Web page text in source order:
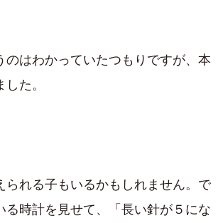
はわかっていたつもりですが、本
た。
れる子もいるかもしれません。で
時計を見せて、「長い針が５にな